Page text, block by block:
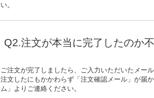
い。
Q2.注文が本当に完了したのか不
ご注文が完了しましたら、ご入力いただいたメー
注文したにもかかわらず「注文確認メール」が届
ム」よりご連絡ください。